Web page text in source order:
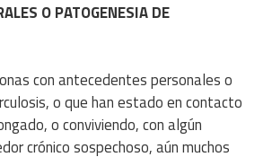
O PATOGENESIA DE
con antecedentes personales o
o que han estado en contacto
o conviviendo, con algún
crónico sospechoso, aún muchos